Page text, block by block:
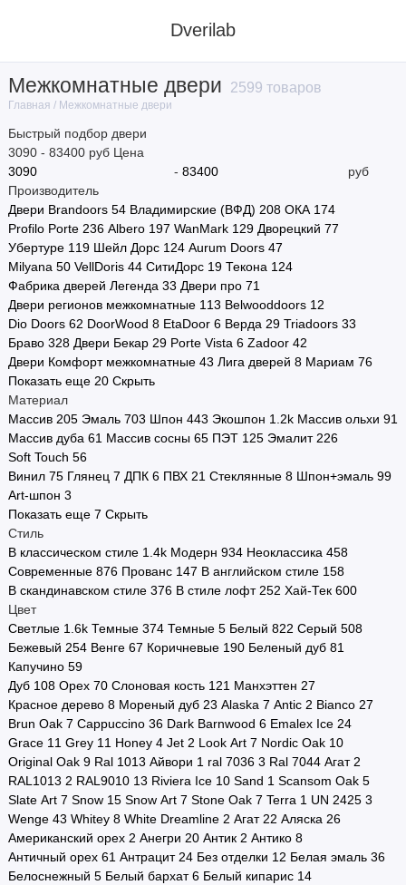
Dverilab
Межкомнатные двери 2599 товаров
Главная Межкомнатные двери
Материал
Стиль
Тип полотна
Тип двери
Размер
Производитель
Стоимость
Страна производства
Двери по городам
Показать все
Быстрый подбор двери
3090 - 83400 руб Цена
-
руб
Производитель
Двери Brandoors 54 Владимирские (ВФД) 208 ОКА 174
Profilo Porte 236 Albero 197 WanMark 129 Дворецкий 77
Убертуре 119 Шейл Дорс 124 Aurum Doors 47
Milyana 50 VellDoris 44 СитиДорс 19 Текона 124
Фабрика дверей Легенда 33 Двери про 71
Двери регионов межкомнатные 113 Belwooddoors 12
Dio Doors 62 DoorWood 8 EtaDoor 6 Верда 29 Triadoors 33
Браво 328 Двери Бекар 29 Porte Vista 6 Zadoor 42
Двери Комфорт межкомнатные 43 Лига дверей 8 Мариам 76
Показать еще 20 Скрыть
Материал
Массив 205 Эмаль 703 Шпон 443 Экошпон 1.2k Массив ольхи 91
Массив дуба 61 Массив сосны 65 ПЭТ 125 Эмалит 226
Soft Touch 56
Винил 75 Глянец 7 ДПК 6 ПВХ 21 Стеклянные 8 Шпон+эмаль 99
Art-шпон 3
Показать еще 7 Скрыть
Стиль
В классическом стиле 1.4k Модерн 934 Неоклассика 458
Современные 876 Прованс 147 В английском стиле 158
В скандинавском стиле 376 В стиле лофт 252 Хай-Тек 600
Цвет
Светлые 1.6k Темные 374 Темные 5 Белый 822 Серый 508
Бежевый 254 Венге 67 Коричневые 190 Беленый дуб 81
Капучино 59
Дуб 108 Орех 70 Слоновая кость 121 Манхэттен 27
Красное дерево 8 Мореный дуб 23 Alaska 7 Antic 2 Bianco 27
Brun Oak 7 Cappuccino 36 Dark Barnwood 6 Emalex Ice 24
Grace 11 Grey 11 Honey 4 Jet 2 Look Art 7 Nordic Oak 10
Original Oak 9 Ral 1013 Айвори 1 ral 7036 3 Ral 7044 Агат 2
RAL1013 2 RAL9010 13 Riviera Ice 10 Sand 1 Scansom Oak 5
Slate Art 7 Snow 15 Snow Art 7 Stone Oak 7 Terra 1 UN 2425 3
Wenge 43 Whitey 8 White Dreamline 2 Агат 22 Аляска 26
Американский орех 2 Анегри 20 Антик 2 Антико 8
Античный орех 61 Антрацит 24 Без отделки 12 Белая эмаль 36
Белоснежный 5 Белый бархат 6 Белый кипарис 14